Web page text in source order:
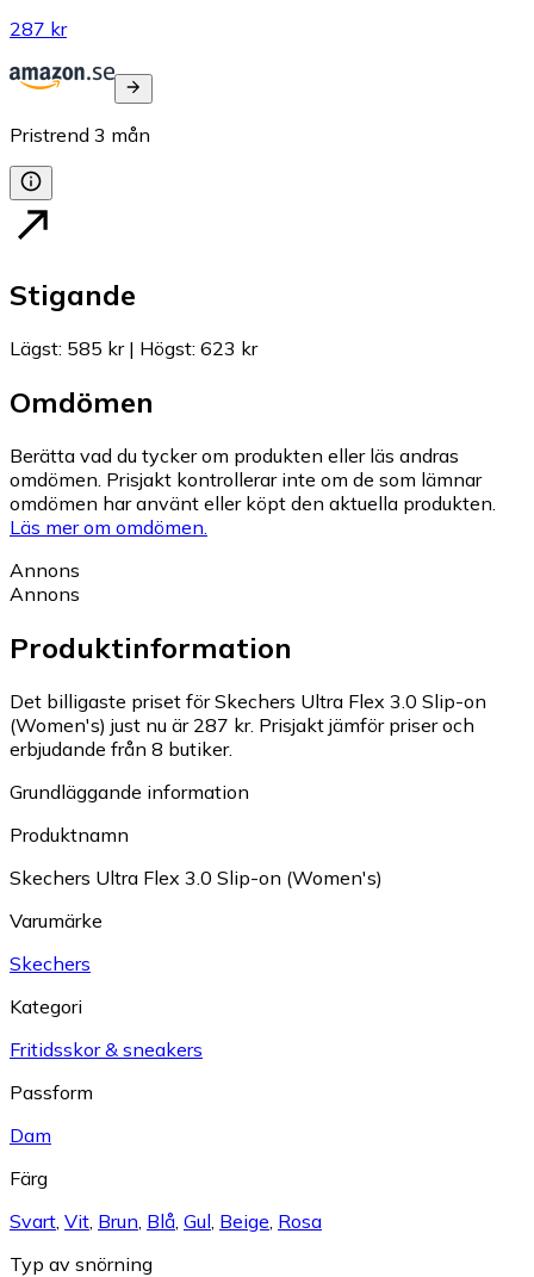
287 kr
Pristrend 3 mån
Stigande
Lägst: 585 kr| Högst: 623 kr
Omdömen
Berätta vad du tycker om produkten eller läs andras
omdömen. Prisjakt kontrollerar inte om de som lämnar
omdömen har använt eller köpt den aktuella produkten.
Läs mer om omdömen.
Annons
Annons
Produktinformation
Det billigaste priset för Skechers Ultra Flex 3.0 Slip-on
(Women's) just nu är 287 kr. Prisjakt jämför priser och
erbjudande från 8 butiker.
Grundläggande information
Produktnamn
Skechers Ultra Flex 3.0 Slip-on (Women's)
Varumärke
Skechers
Kategori
Fritidsskor & sneakers
Passform
Dam
Färg
Svart Vit Brun Blå Gul Beige Rosa
Typ av snörning